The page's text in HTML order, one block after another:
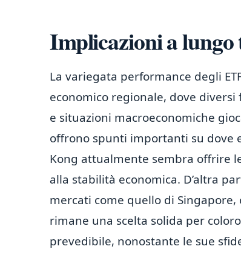
Implicazioni a
La variegata performance degli
economico regionale, dove
e situazioni macroeconomiche
offrono spunti importanti su dove
Kong attualmente sembra offrire
alla stabilità economica. D’altra
mercati come quello di
rimane una scelta solida per
prevedibile, nonostante le sue